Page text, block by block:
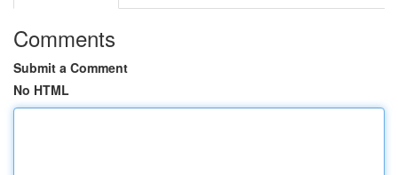
Comments
Submit a Comment
No HTML